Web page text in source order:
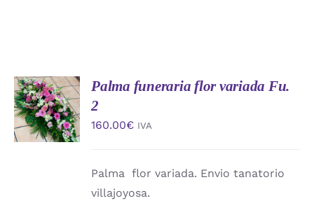
AÑADIR
AL
CARRITO
/
DETALLES
Palma funeraria flor variada Fu.
2
160.00€ IVA
Palma flor variada. Envio tanatorio
villajoyosa.